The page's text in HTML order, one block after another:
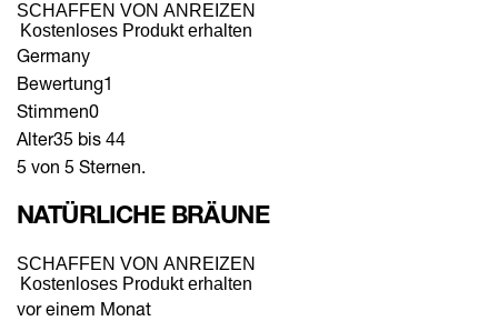
SCHAFFEN VON ANREIZEN
Kostenloses Produkt erhalten
Germany
Bewertung1
Stimmen0
Alter35 bis 44
5 von 5 Sternen.
NATÜRLICHE BRÄUNE
SCHAFFEN VON ANREIZEN
Kostenloses Produkt erhalten
vor einem Monat